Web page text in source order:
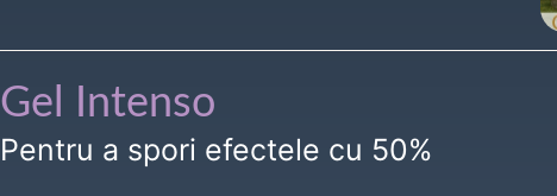
Gel Intenso
Pentru a spori efectele cu 50%